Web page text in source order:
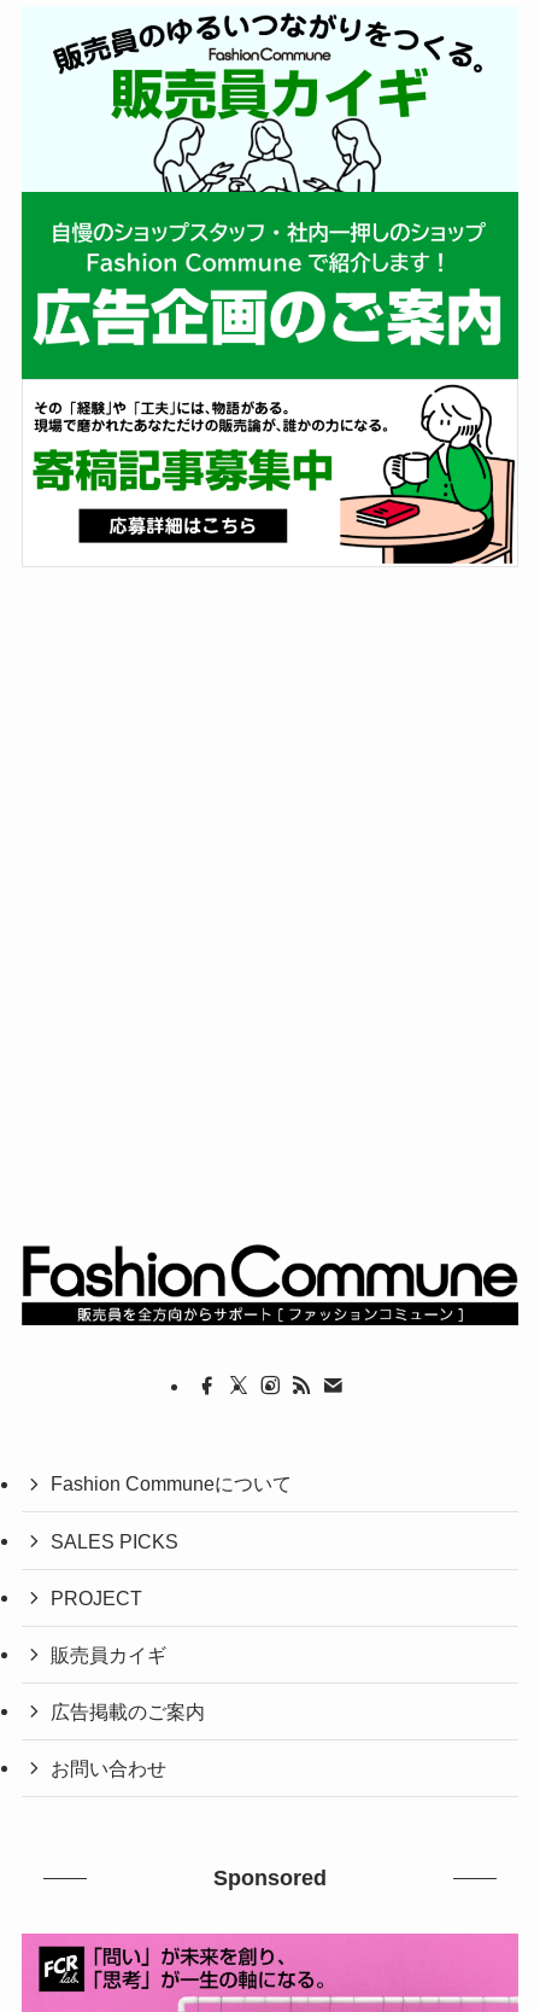
Fashion Communeについて
SALES PICKS
PROJECT
販売員カイギ
広告掲載のご案内
お問い合わせ
Sponsored